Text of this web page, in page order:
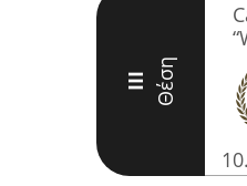
III Θέση